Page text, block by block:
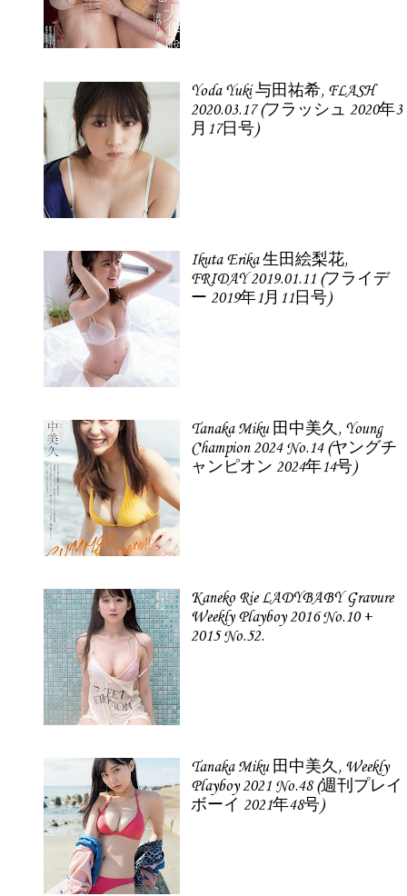
Yoda Yuki 与田祐希, FLASH
2020.03.17 (フラッシュ 2020年3
月17日号)
Ikuta Erika 生田絵梨花,
FRIDAY 2019.01.11 (フライデ
ー 2019年1月11日号)
Tanaka Miku 田中美久, Young
Champion 2024 No.14 (ヤングチ
ャンピオン 2024年14号)
Kaneko Rie LADYBABY Gravure
Weekly Playboy 2016 No.10 +
2015 No.52.
Tanaka Miku 田中美久, Weekly
Playboy 2021 No.48 (週刊プレイ
ボーイ 2021年48号)